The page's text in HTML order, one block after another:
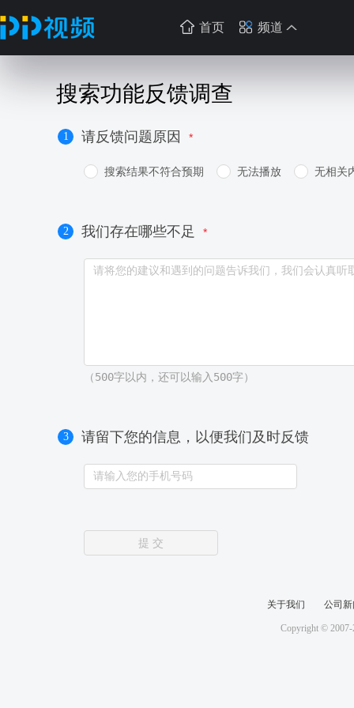
首页 频道
搜索功能反馈调查
1 请反馈问题原因
搜索结果不符合预期 无法播放 无相关
2 我们存在哪些不足
（500字以内，还可以输入 500字）
3 请留下您的信息，以便我们及时反馈
提 交
关于我们 公司
Copyright ©